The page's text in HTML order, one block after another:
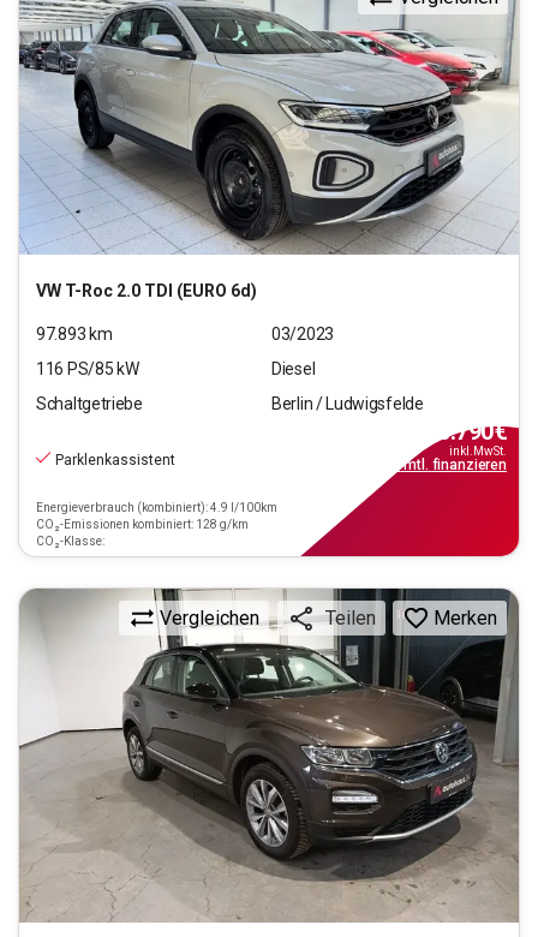
VW T-Roc 2.0 TDI (EURO 6d)
97.893 km
03/2023
116 PS/85 kW
Diesel
Schaltgetriebe
Berlin / Ludwigsfelde
Parklenkassistent
Energieverbrauch (kombiniert): 4.9 l/100km
CO₂-Emissionen kombiniert: 128 g/km
CO₂-Klasse:
16.790€
inkl.MwSt.
151€mtl. finanzieren
Vergleichen Teilen Merken